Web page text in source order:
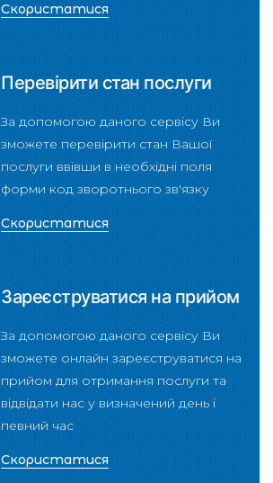
Скористатися
Перевірити стан послуги
За допомогою даного сервісу Ви
зможете перевірити стан Вашої
послуги ввівши в необхідні поля
форми код зворотнього зв'язку
Скористатися
Зареєструватися на прийом
За допомогою даного сервісу Ви
зможете онлайн зареєструватися на
прийом для отримання послуги та
відвідати нас у визначений день і
певний час
Скористатися